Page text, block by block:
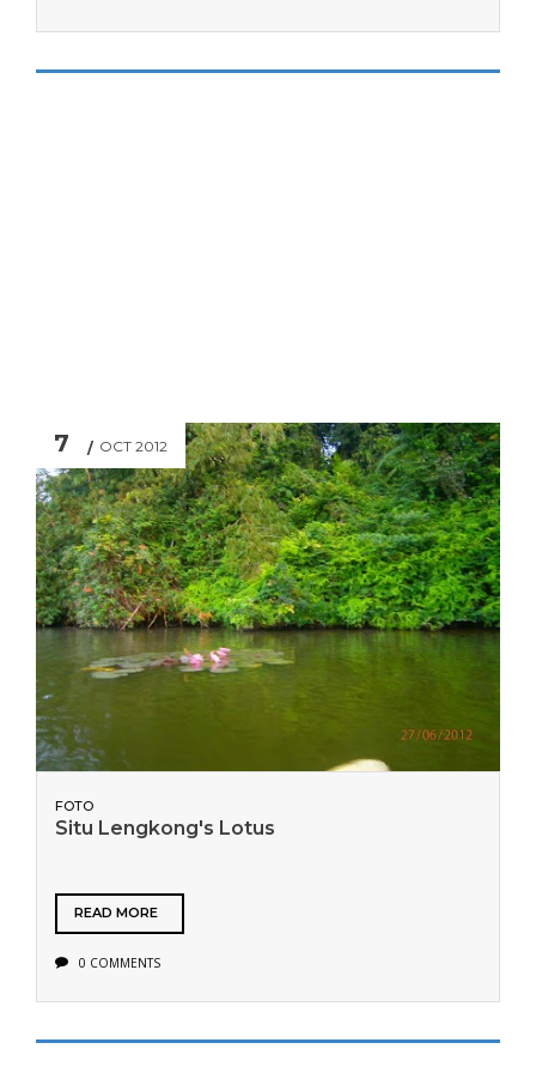
7 OCT 2012
FOTO
Situ Lengkong's Lotus
READ MORE
0 COMMENTS